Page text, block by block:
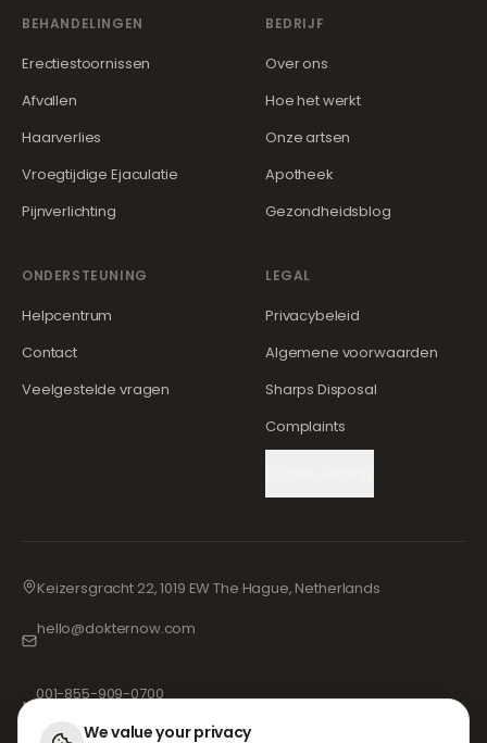
BEHANDELINGEN
Erectiestoornissen
Afvallen
Haarverlies
Vroegtijdige Ejaculatie
Pijnverlichting
BEDRIJF
Over ons
Hoe het werkt
Onze artsen
Apotheek
Gezondheidsblog
ONDERSTEUNING
Helpcentrum
Contact
Veelgestelde vragen
LEGAL
Privacybeleid
Algemene voorwaarden
Sharps Disposal
Complaints
Keizersgracht 22, 1019 EW The Hague, Netherlands
hello@dokternow.com
📞
001-855-909-0700
We value your privacy